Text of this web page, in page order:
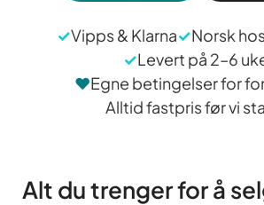
✓Vipps & Klarna✓Norsk
✓Levert på 2–6
♥Egne betingelser for
Alltid fastpris før vi
Alt du trenger for å